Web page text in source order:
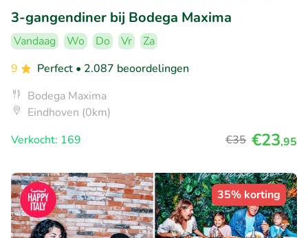
3-gangendiner bij Bodega Maxima
Vandaag Wo Do Vr
Za
9
Perfect • 2.087 beoordelingen
Bodega Maxima
Eindhoven (0km)
Verkocht: 169
€35 €23,95
35% korting